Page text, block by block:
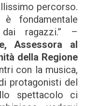
percorso.
fondamentale
ragazzi.” –
Assessora al
della Regione
con la musica,
protagonisti del
spettacolo ci